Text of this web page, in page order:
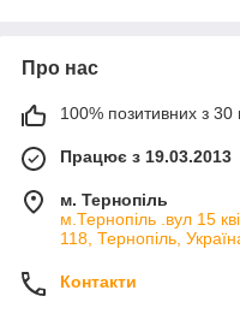
Про нас
100% позитивних з 30
Працює з 19.03.2013
м. Тернопіль
м.Тернопіль .вул 15
118, Тернопіль,
Контакти